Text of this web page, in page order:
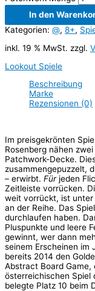
In den
Kategorien: @, 8+,
inkl. 19 % MwSt. zzgl.
Lookout Spiele
Beschreibung
Marke
Rezensionen (0)
Im preisgekrönten
Rosenberg nähen
Patchwork-Decke.
zusammengepuzzelt,
– erwirbt. Fürjeden
Zeitleiste vorrücken.
weit vorrückt, ist unter
an der Reihe. Das
durchlaufen haben.
Pluspunkte und leere
gewinnt, wer dann
seinem Erscheinen im
bereits 2014 den
Abstract Board Game,
österreichischen Spiel
belegte Platz 10 beim